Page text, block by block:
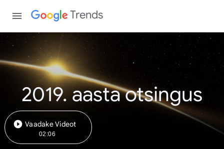
Trends
2019. aasta otsingus
Vaadake Videot
02:06